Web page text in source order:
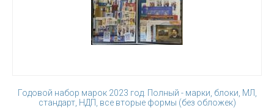
Годовой набор марок 2023 год. Полный - марки, блоки, МЛ,
стандарт, НДП, все вторые формы (без обложек)